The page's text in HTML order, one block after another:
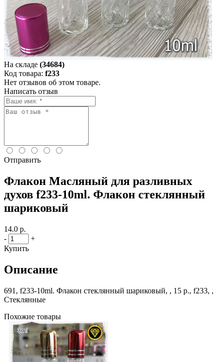
На складе (34684)
Код товара: f233
Нет отзывов об этом товаре.
Написать отзыв
Отправить
Флакон Масляный для разливных
духов f233-10ml. Флакон стеклянный
шариковый
14.0 р.
-
+
Купить
Описание
691, f233-10ml. Флакон стеклянный шариковый, , 15 р., f233, ,
Стеклянные
Похожие товары